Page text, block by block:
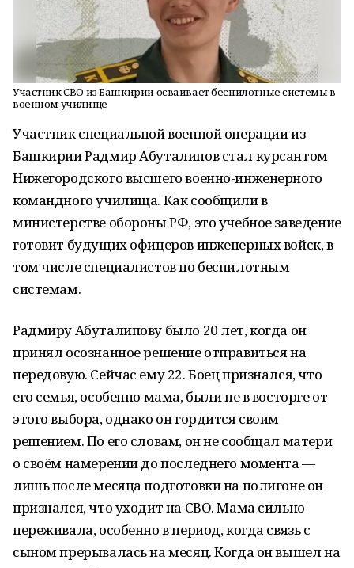
Участник СВО из Башкирии осваивает беспилотные системы в
военном училище
Участник специальной военной операции из
Башкирии Радмир Абуталипов стал курсантом
Нижегородского высшего военно-инженерного
командного училища. Как сообщили в
министерстве обороны РФ, это учебное заведение
готовит будущих офицеров инженерных войск, в
том числе специалистов по беспилотным
системам.
Радмиру Абуталипову было 20 лет, когда он
принял осознанное решение отправиться на
передовую. Сейчас ему 22. Боец признался, что
его семья, особенно мама, были не в восторге от
этого выбора, однако он гордится своим
решением. По его словам, он не сообщал матери
о своём намерении до последнего момента —
лишь после месяца подготовки на полигоне он
признался, что уходит на СВО. Мама сильно
переживала, особенно в период, когда связь с
сыном прерывалась на месяц. Когда он вышел на